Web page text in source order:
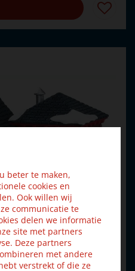
beter te maken,
cookies en
Ook willen wij
communicatie te
delen we informatie
site met partners
Deze partners
met andere
verstrekt of die ze